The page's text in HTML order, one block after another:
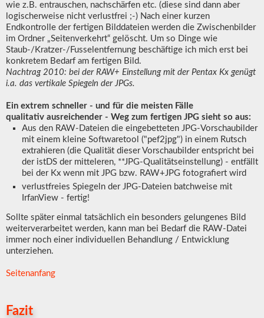
wie z.B. entrauschen, nachschärfen etc. (diese sind dann aber
logischerweise nicht verlustfrei ;-) Nach einer kurzen
Endkontrolle der fertigen Bilddateien werden die Zwischenbilder
im Ordner „Seitenverkehrt“ gelöscht. Um so Dinge wie
Staub-/Kratzer-/Fusselentfernung beschäftige ich mich erst bei
konkretem Bedarf am fertigen Bild.
Nachtrag 2010: bei der RAW+ Einstellung mit der Pentax Kx genügt
i.a. das vertikale Spiegeln der JPGs.
Ein extrem schneller - und für die meisten Fälle
qualitativ ausreichender - Weg zum fertigen JPG sieht so aus:
Aus den RAW-Dateien die eingebetteten JPG-Vorschaubilder
mit einem kleine Softwaretool ("pef2jpg") in einem Rutsch
extrahieren (die Qualität dieser Vorschaubilder entspricht bei
der istDS der mitteleren, **JPG-Qualitätseinstellung) - entfällt
bei der Kx wenn mit JPG bzw. RAW+JPG fotografiert wird
verlustfreies Spiegeln der JPG-Dateien batchweise mit
IrfanView - fertig!
Sollte später einmal tatsächlich ein besonders gelungenes Bild
weiterverarbeitet werden, kann man bei Bedarf die RAW-Datei
immer noch einer individuellen Behandlung / Entwicklung
unterziehen.
Seitenanfang
Fazit